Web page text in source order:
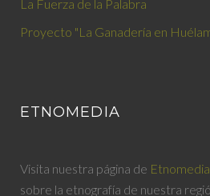
La Fuerza de la Palabra
Proyecto "La Ganadería en
ETNOMEDIA
Visita nuestra página de Etnomedia
sobre la etnografía de nuestra